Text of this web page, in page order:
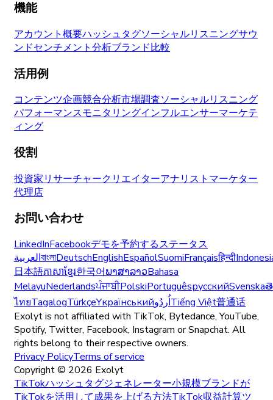
機能
アカウント概要ハッシュタグソーシャルリスニングサウ
ンドセンチメント分析ブランド比較
活用例
コンテンツ企画競合分析市場調査ソーシャルリスニング
パフォーマンスモニタリングインフルエンサーマーケテ
ィング
役割
投資家リサーチャークリエイターアナリスト マーケター
代理店
お問い合わせ
LinkedInFacebookデモを予約するステータス
العربيةবাংলাDeutschEnglishEspañolSuomiFrançaisहिन्दी
日本語ភាសាខ្មែរ한국어ພາສາລາວBahasa
MelayuNederlandsਪੰਜਾਬੀPolskiPortuguêsрусскийSvenska
ไทยTagalogTürkçeYкраїнськийاُردُوTiếng Việt普通话
Exolyt is not affiliated with TikTok, Bytedance, YouTube,
Spotify, Twitter, Facebook, Instagram or Snapchat. All
rights belong to their respective owners.
Privacy PolicyTerms of service
Copyright © 2026 Exolyt
TikTokハッシュタグジェネレーター小規模ブランドが
TikTokを活用して成果を上げる方法TikTok収益計算ツ